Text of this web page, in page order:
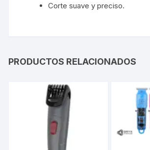
Corte suave y preciso.
PRODUCTOS RELACIONADOS